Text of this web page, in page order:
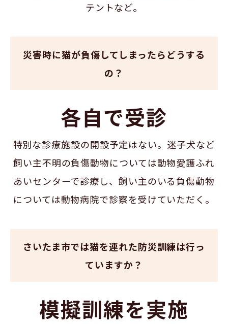
テントなど。
災害時に猫が負傷してしまったらどうする
の？
各自で受診
特別な診療施設の開設予定はない。迷子犬など
飼い主不明の負傷動物については動物愛護ふれ
あいセンターで診療し、飼い主のいる負傷動物
については動物病院で診察を受けていただく。
さいたま市では猫を連れた防災訓練は行っ
ていますか？
模擬訓練を実施